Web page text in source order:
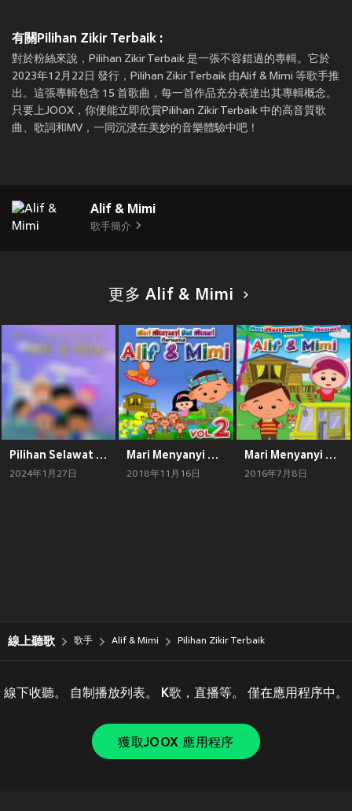
有關Pilihan Zikir Terbaik :
對於粉絲來說，Pilihan Zikir Terbaik 是一張不容錯過的專輯。它於
2023年12月22日 發行，Pilihan Zikir Terbaik 由Alif & Mimi 等歌手推
出。這張專輯包含 15 首歌曲，每一首作品充分表達出其專輯概念。
只要上JOOX，你便能立即欣賞Pilihan Zikir Terbaik 中的高音質歌
曲、歌詞和MV，一同沉浸在美妙的音樂體驗中吧！
Alif & Mimi
歌手簡介
更多 Alif & Mimi
Pilihan Selawat Terbaik
2024年1月27日
Mari Menyanyi Dan Menari Bersama, Vol. 2
2018年11月16日
Mari Menyanyi Dan Menari Bersama Alif & Mimi
2016年7月8日
線上聽歌 歌手 Alif & Mimi Pilihan Zikir Terbaik
線下收聽。 自制播放列表。 K歌，直播等。 僅在應用程序中。
獲取JOOX 應用程序